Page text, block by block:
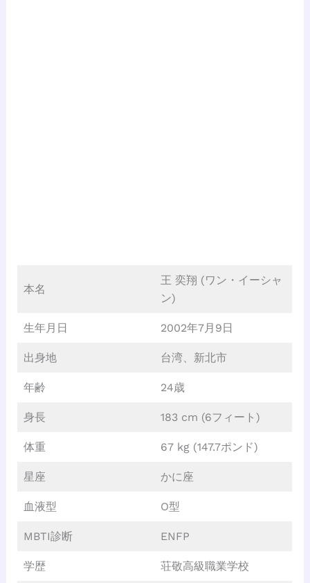
本名
王 奕翔 (ワン・イーシャ
ン)
生年月日 2002年7月9日
出身地 台湾、新北市
年齢 24歳
身長 183 cm (6フィート)
体重 67 kg (147.7ポンド)
星座 かに座
血液型 O型
MBTI診断 ENFP
学歴 荘敬高級職業学校